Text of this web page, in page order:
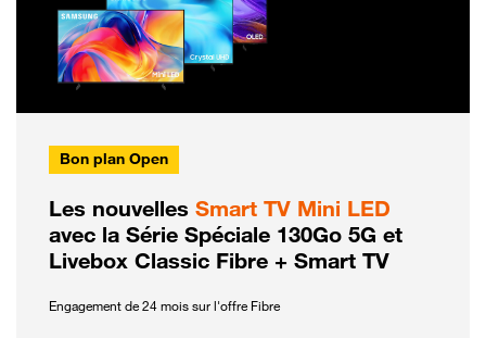
Bon plan Open
Les nouvelles Smart TV Mini LED
avec la Série Spéciale 130Go 5G et
Livebox Classic Fibre + Smart TV
Engagement de 24 mois sur l'offre Fibre